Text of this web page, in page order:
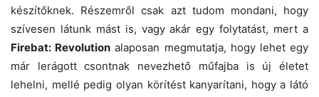
készítőknek. Részemről csak azt tudom mondani, hogy
szívesen látunk mást is, vagy akár egy folytatást, mert a
Firebat: Revolution alaposan megmutatja, hogy lehet egy
már lerágott csontnak nevezhető műfajba is új életet
lehelni, mellé pedig olyan körítést kanyarítani, hogy a látó